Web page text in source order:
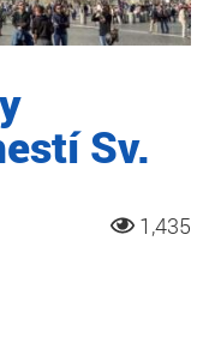
Sv.
1,435